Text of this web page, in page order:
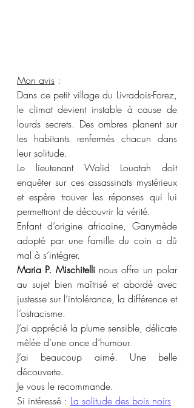
Mon avis :
Dans ce petit village du Livradois-Forez,
le climat devient instable à cause de
lourds secrets. Des ombres planent sur
les habitants renfermés chacun dans
leur solitude.
Le lieutenant Walid Louatah doit
enquêter sur ces assassinats mystérieux
et espère trouver les réponses qui lui
permettront de découvrir la vérité.
Enfant d’origine africaine, Ganymède
adopté par une famille du coin a dû
mal à s’intégrer.
Maria P. Mischitelli nous offre un polar
au sujet bien maîtrisé et abordé avec
justesse sur l’intolérance, la différence et
l’ostracisme.
J’ai apprécié la plume sensible, délicate
mêlée d’une once d’humour.
J’ai beaucoup aimé. Une belle
découverte.
Je vous le recommande.
Si intéressé : La solitude des bois noirs